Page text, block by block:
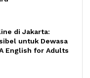
di Jakarta:
untuk Dewasa
English for Adults